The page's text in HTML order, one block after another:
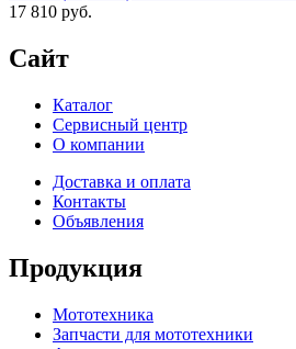
17 810 руб.
Сайт
Каталог
Сервисный центр
О компании
Доставка и оплата
Контакты
Объявления
Продукция
Мототехника
Запчасти для мототехники